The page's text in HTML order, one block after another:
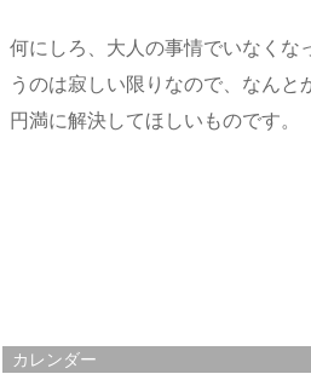
何にしろ、大人の事情でいなくな
うのは寂しい限りなので、なんと
円満に解決してほしいものです。
カレンダー